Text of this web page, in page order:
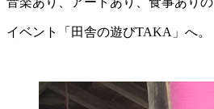
イベント「田舎の遊びTAKA」へ。